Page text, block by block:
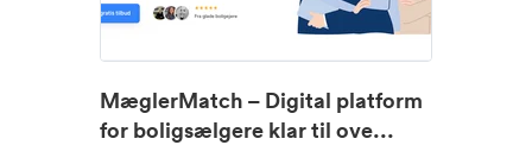
MæglerMatch – Digital platform
for boligsælgere klar til ove...